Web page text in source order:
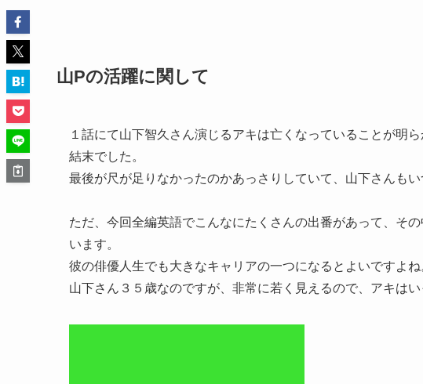
山Pの活躍に関して
１話にて山下智久さん演じるアキは亡くなっていることが明
結末でした。
最後が尺が足りなかったのかあっさりしていて、山下さんも
ただ、今回全編英語でこんなにたくさんの出番があって、そ
います。
彼の俳優人生でも大きなキャリアの一つになるとよいですよね
山下さん３５歳なのですが、非常に若く見えるので、アキは